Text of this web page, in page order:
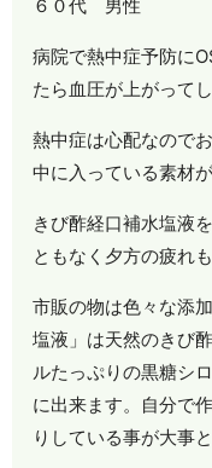
６０代 男性
病院で熱中症予防に
たら血圧が上がってし
熱中症は心配なので
中に入っている素材
きび酢経口補水塩液
ともなく夕方の疲れ
市販の物は色々な添
塩液」は天然のきび
ルたっぷりの黒糖シ
に出来ます。自分で
りしている事が大事